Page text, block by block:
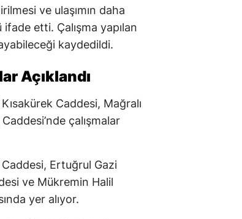
ve ulaşımın daha
etti. Çalışma yapılan
kaydedildi.
Açıklandı
Caddesi, Mağralı
çalışmalar
Ertuğrul Gazi
ve Mükremin Halil
yer alıyor.